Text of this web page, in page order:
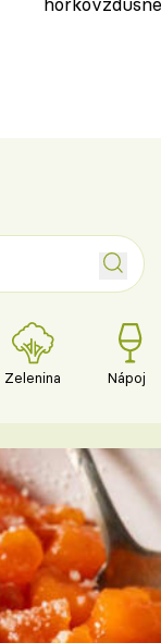
Zelenina Nápoje